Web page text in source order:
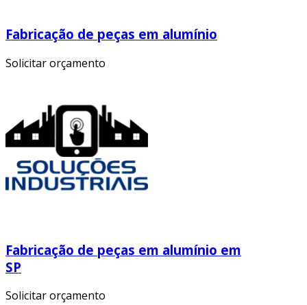
Fabricação de peças em alumínio
Solicitar orçamento
Fabricação de peças em alumínio em
SP
Solicitar orçamento